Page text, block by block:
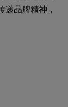
递品牌精神，